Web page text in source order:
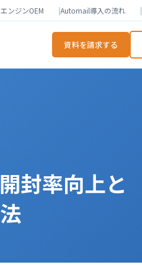
ンジンOEM Automail導入の流れ
資料を請求する
封率向上と